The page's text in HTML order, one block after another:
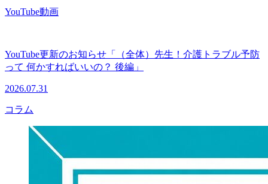
YouTube動画
YouTube更新のお知らせ「（全体）先生！介護トラブル予防
って 何かすればいいの？ 後編」
2026.07.31
コラム